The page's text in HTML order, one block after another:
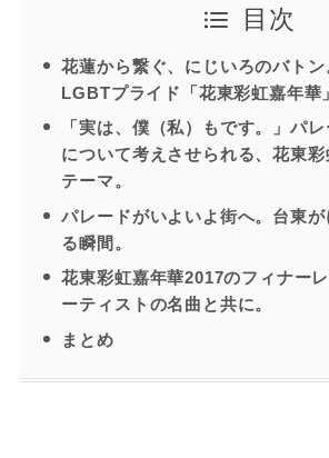
目次
花蓮から繋ぐ、にじいろのバト
LGBTプライド「花東彩虹嘉年華
「実は、僕（私）もです。」パ
について考えさせられる、花東
テーマ。
パレードがいよいよ街へ。台東が
る瞬間。
花東彩虹嘉年華2017のフィナー
ーティストの名曲と共に。
まとめ